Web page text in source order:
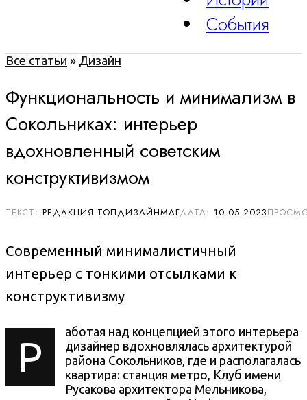
События
Все статьи » Дизайн
Функциональность и минимализм в
Сокольниках: интерьер
вдохновленный советским
конструктивизмом
РЕДАКЦИЯ ТОПДИЗАЙНМАГ 10.05.2023
Современный минималистичный
интерьер с тонкими отсылками к
конструктивизму
Р
аботая над концепцией этого интерьера
дизайнер вдохновлялась архитектурой
района Сокольников, где и располагалась
квартира: станция метро, Клуб имени
Русакова архитектора Мельникова,